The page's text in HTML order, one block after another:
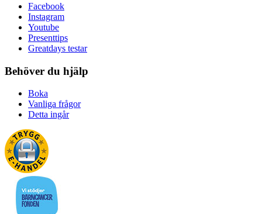
Facebook
Instagram
Youtube
Presenttips
Greatdays testar
Behöver du hjälp
Boka
Vanliga frågor
Detta ingår